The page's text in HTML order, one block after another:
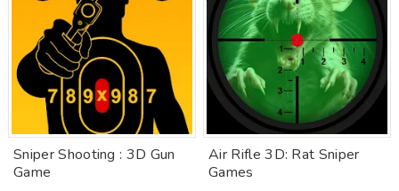
Sniper Shooting : 3D Gun
Game
Air Rifle 3D: Rat Sniper
Games